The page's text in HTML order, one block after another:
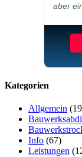
aber
Kategorien
Allgemein
Info (67)
Leistungen